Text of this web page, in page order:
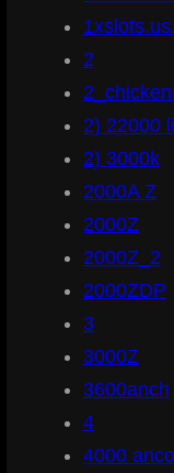
2
2) 22000
2) 3000k
2000A Z
2000Z
2000Z_2
2000ZDP
3
3000Z
3600anch
4
4000